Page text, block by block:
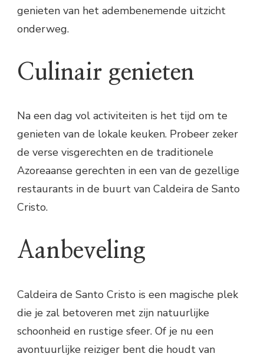
genieten van het adembenemende uitzicht
onderweg.
Culinair genieten
Na een dag vol activiteiten is het tijd om te
genieten van de lokale keuken. Probeer zeker
de verse visgerechten en de traditionele
Azoreaanse gerechten in een van de gezellige
restaurants in de buurt van Caldeira de Santo
Cristo.
Aanbeveling
Caldeira de Santo Cristo is een magische plek
die je zal betoveren met zijn natuurlijke
schoonheid en rustige sfeer. Of je nu een
avontuurlijke reiziger bent die houdt van